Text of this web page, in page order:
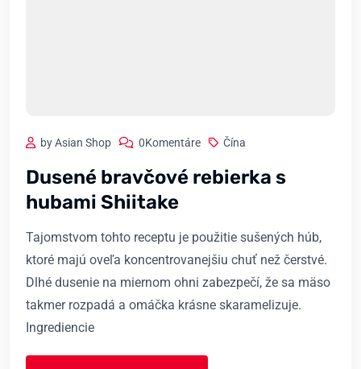
by Asian Shop 0Komentáre Čína
Dusené bravčové rebierka s
hubami Shiitake
Tajomstvom tohto receptu je použitie sušených húb,
ktoré majú oveľa koncentrovanejšiu chuť než čerstvé.
Dlhé dusenie na miernom ohni zabezpečí, že sa mäso
takmer rozpadá a omáčka krásne skaramelizuje.
Ingrediencie